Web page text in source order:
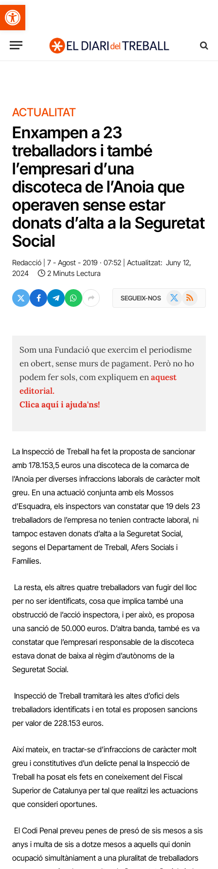
Obre la barra d'eines
ACTUALITAT
Enxampen a 23
treballadors i també
l’empresari d’una
discoteca de l’Anoia que
operaven sense estar
donats d’alta a la Seguretat
Social
Redacció 7 - Agost - 2019 · 07:52 Actualitzat: Juny 12,
2024
2 Minuts Lectura
SEGUEIX-NOS RSS
Som una Fundació que exercim el periodisme
en obert, sense murs de pagament. Però no ho
podem fer sols, com expliquem enaquest
editorial.
Clica aquí i ajuda'ns!
La Inspecció de Treball ha fet la proposta de sancionar
amb 178.153,5 euros una discoteca de la comarca de
l’Anoia per diverses infraccions laborals de caràcter molt
greu. En una actuació conjunta amb els Mossos
d’Esquadra, els inspectors van constatar que 19 dels 23
treballadors de l’empresa no tenien contracte laboral, ni
tampoc estaven donats d’alta a la Seguretat Social,
segons el Departament de Treball, Afers Socials i
Famílies.
La resta, els altres quatre treballadors van fugir del lloc
per no ser identificats, cosa que implica també una
obstrucció de l’acció inspectora, i per això, es proposa
una sanció de 50.000 euros. D’altra banda, també es va
constatar que l’empresari responsable de la discoteca
estava donat de baixa al règim d’autònoms de la
Seguretat Social.
Inspecció de Treball tramitarà les altes d’ofici dels
treballadors identificats i en total es proposen sancions
per valor de 228.153 euros.
Així mateix, en tractar-se d’infraccions de caràcter molt
greu i constitutives d’un delicte penal la Inspecció de
Treball ha posat els fets en coneixement del Fiscal
Superior de Catalunya per tal que realitzi les actuacions
que consideri oportunes.
El Codi Penal preveu penes de presó de sis mesos a sis
anys i multa de sis a dotze mesos a aquells qui donin
ocupació simultàniament a una pluralitat de treballadors